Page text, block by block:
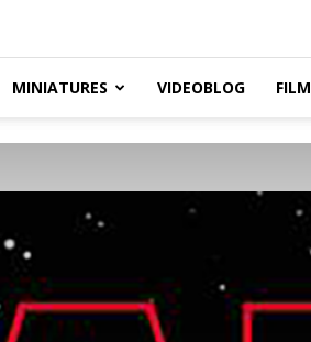
MINIATURES VIDEOBLOG FILM